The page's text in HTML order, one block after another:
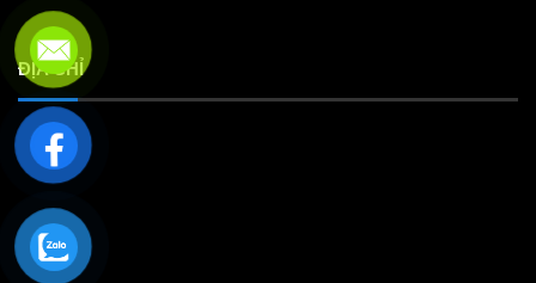
ĐỊA CHỈ